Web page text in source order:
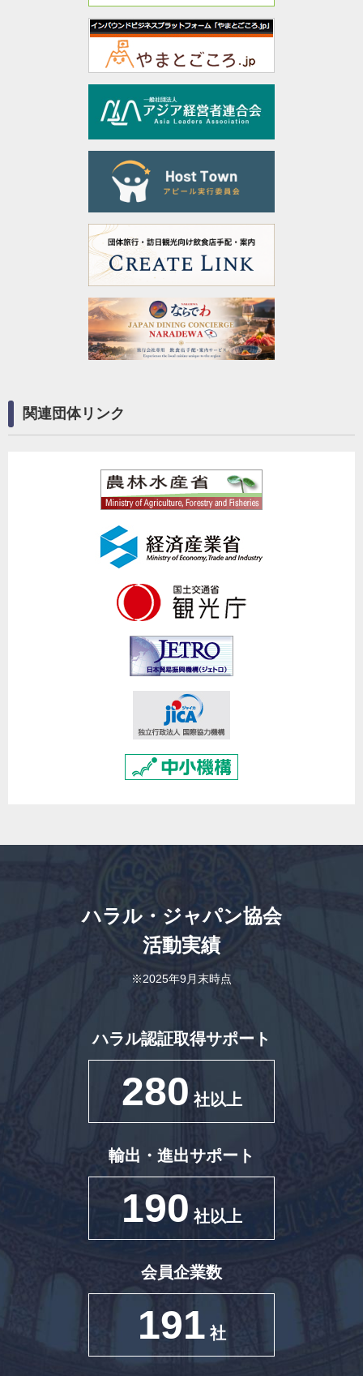
関連団体リンク
ハラル・ジャパン協会
活動実績
※2025年9月末時点
ハラル認証取得サポート
280 社以上
輸出・進出サポート
190 社以上
会員企業数
191 社